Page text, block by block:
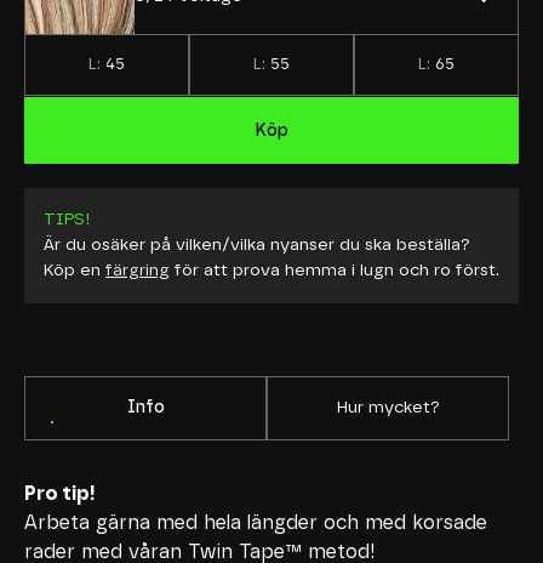
TIPS!
Är du osäker på vilken/vilka nyanser du ska beställa?
Köp en färgring för att prova hemma i lugn och ro först.
L: 45 L: 55 L: 65
Köp
Info Hur mycket?
Pro tip!
Arbeta gärna med hela längder och med korsade
rader med våran Twin Tape™ metod!